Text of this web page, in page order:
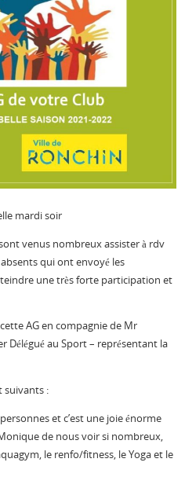
mardi soir
venus nombreux assister à rdv
qui ont envoyé les
une très forte participation et
AG en compagnie de Mr
Délégué au Sport – représentant la
suivants :
et c’est une joie énorme
de nous voir si nombreux,
le renfo/fitness, le Yoga et le